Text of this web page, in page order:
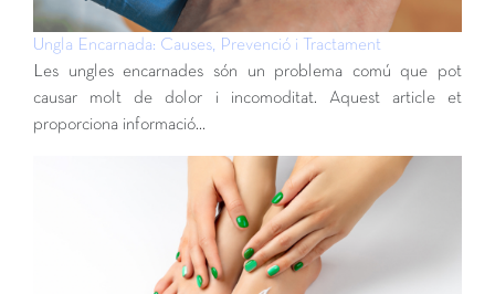
Ungla Encarnada: Causes, Prevenció i Tractament
Les ungles encarnades són un problema comú que pot
causar molt de dolor i incomoditat. Aquest article et
proporciona informació…